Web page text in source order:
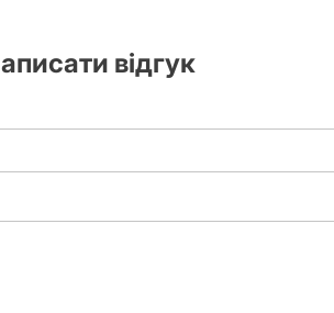
3 крокодили, 3 слони 3 антилопи гну,
8 маркерів гравців, 4 панелі
відгук